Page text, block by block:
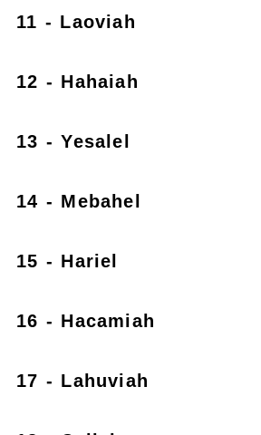
11 - Laoviah
12 - Hahaiah
13 - Yesalel
14 - Mebahel
15 - Hariel
16 - Hacamiah
17 - Lahuviah